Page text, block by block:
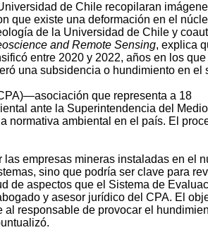
de Chile recopilaran
que existe una deformación en el
de la Universidad de Chile y
and Remote Sensing, explica
entre 2020 y 2022, años en los que
una subsidencia o hundimiento en el
que representa a 18
ante la Superintendencia del Medio
normativa ambiental en el país. El
empresas mineras instaladas en el
sino que podría ser clave para
de aspectos que el Sistema de
y asesor jurídico del CPA. El
responsable de provocar el